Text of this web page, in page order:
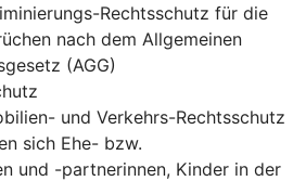
Rechtsschutz für die
nach dem Allgemeinen
(AGG)
und Verkehrs-Rechtsschutz
sich Ehe- bzw.
und -partnerinnen, Kinder in der